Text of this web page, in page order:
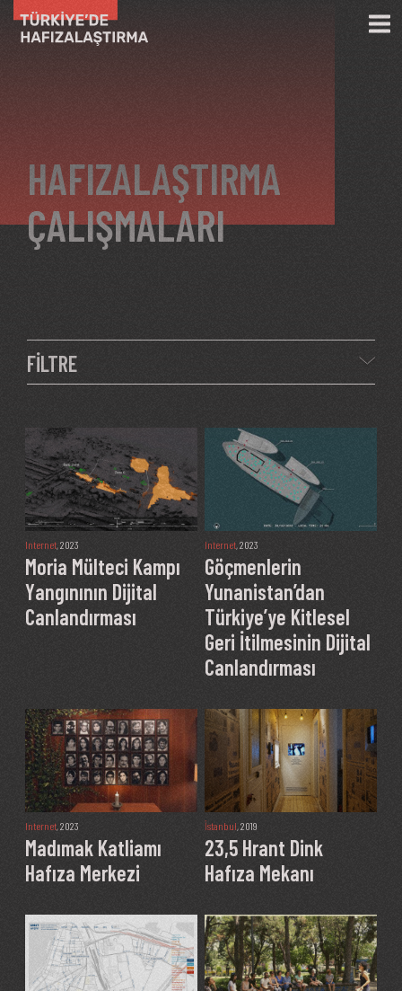
Ana içeriğe atla
HAFIZALAŞTIRMA
ÇALIŞMALARI
FİLTRE
Internet, 2023
Moria Mülteci Kampı
Yangınının Dijital
Canlandırması
Internet, 2023
Göçmenlerin
Yunanistan’dan
Türkiye’ye Kitlesel
Geri İtilmesinin Dijital
Canlandırması
Internet, 2023
Madımak Katliamı
Hafıza Merkezi
İstanbul, 2019
23,5 Hrant Dink
Hafıza Mekanı